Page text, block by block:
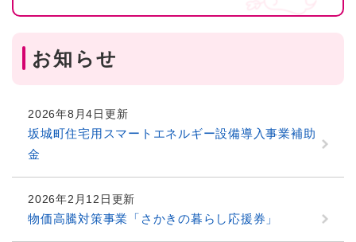
お知らせ
2026年8月4日更新
坂城町住宅用スマートエネルギー設備導入事業補助
金
2026年2月12日更新
物価高騰対策事業「さかきの暮らし応援券」